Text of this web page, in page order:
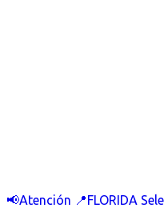
📢Atención 📍FLORIDA